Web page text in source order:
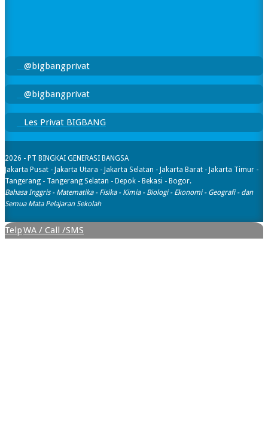
@bigbangprivat
@bigbangprivat
Les Privat BIGBANG
2026 - PT BINGKAI GENERASI BANGSA
Jakarta Pusat - Jakarta Utara - Jakarta Selatan - Jakarta Barat - Jakarta Timur -
Tangerang - Tangerang Selatan - Depok - Bekasi - Bogor.
Bahasa Inggris - Matematika - Fisika - Kimia - Biologi - Ekonomi - Geografi​ - dan
Semua Mata Pelajaran Sekolah
TelpWA / Call /SMS